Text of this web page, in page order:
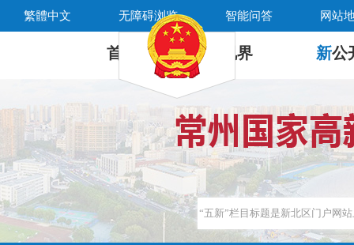
繁體中文 无障碍浏览 智能问答 网站
首 页 新 视界 新公